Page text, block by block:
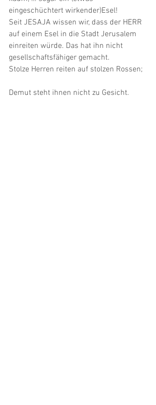
eingeschüchtert wirkender)Esel!
Seit JESAJA wissen wir, dass der HERR
auf einem Esel in die Stadt Jerusalem
einreiten würde. Das hat ihn nicht
gesellschaftsfähiger gemacht.
Stolze Herren reiten auf stolzen Rossen;
Demut steht ihnen nicht zu Gesicht.